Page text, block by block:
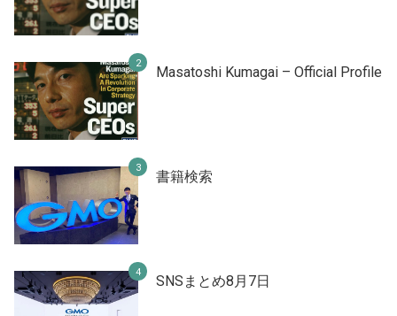
Masatoshi Kumagai – Official Profile
書籍検索
SNSまとめ8月7日